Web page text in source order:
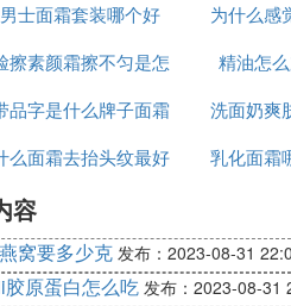
是我关于寡肽的作用以及花
男士面霜套装哪个好 为什么感
擦素颜霜擦不匀是怎
么回事啊
精油怎
品字是什么牌子面霜
洗面奶爽
么面霜去抬头纹最好
乳化面霜
容
窝要多少克 发布：2023-08-31
原蛋白怎么吃 发布：2023-08-31